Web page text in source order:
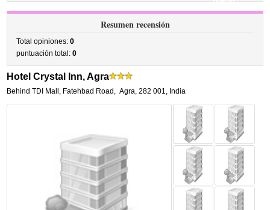
Resumen recensión
Total opiniones:0
puntuación total:0
Hotel Crystal Inn, Agra
Behind TDI Mall, Fatehbad Road , Agra,282 001, India